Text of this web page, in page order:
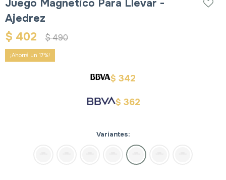
Juego Magnetico Para Llevar -
Ajedrez
$ 402 $490
17
$ 342
$ 362
Variantes: